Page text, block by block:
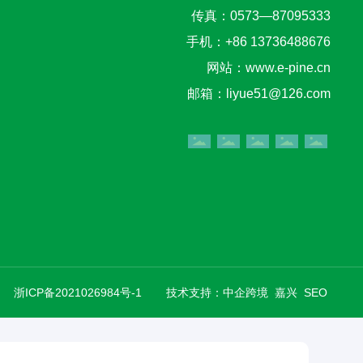
传真：0573—87095333
手机： +86 13736488676
网站： www.e-pine.cn
邮箱：
liyue51@126.com
浙ICP备2021026984号-1 技术支持： 中企跨境 嘉兴 SEO